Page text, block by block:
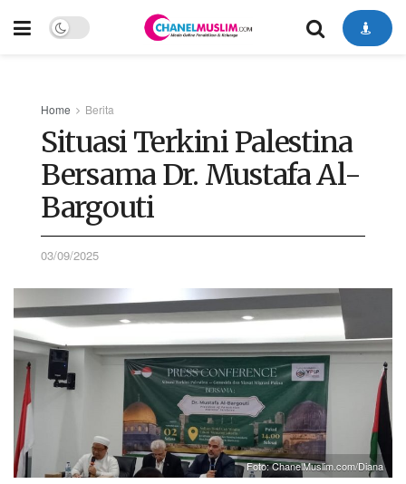
Home Berita
Situasi Terkini Palestina
Bersama Dr. Mustafa Al-
Bargouti
03/09/2025
Foto: ChanelMuslim.com/Diana